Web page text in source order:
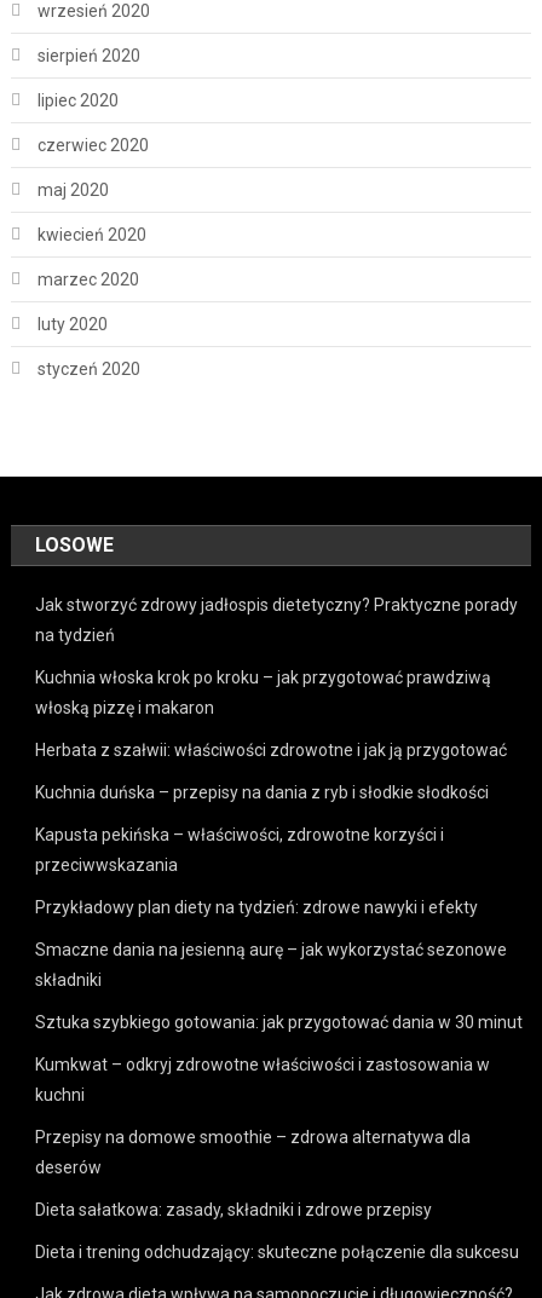
wrzesień 2020
sierpień 2020
lipiec 2020
czerwiec 2020
maj 2020
kwiecień 2020
marzec 2020
luty 2020
styczeń 2020
LOSOWE
Jak stworzyć zdrowy jadłospis dietetyczny? Praktyczne porady
na tydzień
Kuchnia włoska krok po kroku – jak przygotować prawdziwą
włoską pizzę i makaron
Herbata z szałwii: właściwości zdrowotne i jak ją przygotować
Kuchnia duńska – przepisy na dania z ryb i słodkie słodkości
Kapusta pekińska – właściwości, zdrowotne korzyści i
przeciwwskazania
Przykładowy plan diety na tydzień: zdrowe nawyki i efekty
Smaczne dania na jesienną aurę – jak wykorzystać sezonowe
składniki
Sztuka szybkiego gotowania: jak przygotować dania w 30 minut
Kumkwat – odkryj zdrowotne właściwości i zastosowania w
kuchni
Przepisy na domowe smoothie – zdrowa alternatywa dla
deserów
Dieta sałatkowa: zasady, składniki i zdrowe przepisy
Dieta i trening odchudzający: skuteczne połączenie dla sukcesu